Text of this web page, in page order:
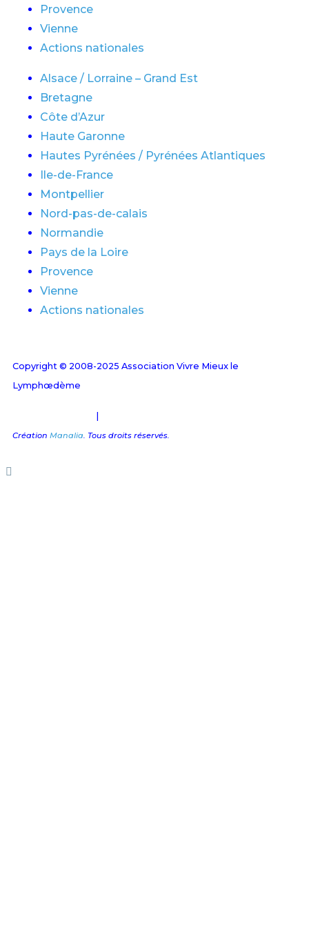
Copyright © 2008-2025 Association Vivre Mieux le
Lymphœdème
Création Manalia. Tous droits réservés.
Provence
Vienne
Actions nationales
Alsace / Lorraine – Grand Est
Bretagne
Côte d’Azur
Haute Garonne
Hautes Pyrénées / Pyrénées Atlantiques
Ile-de-France
Montpellier
Nord-pas-de-calais
Normandie
Pays de la Loire
Provence
Vienne
Actions nationales